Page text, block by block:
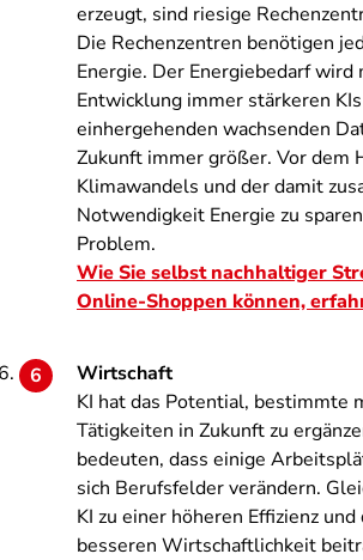
erzeugt, sind riesige
Die Rechenzentren benötigen
Energie. Der Energiebedarf wird
Entwicklung immer stärkeren
einhergehenden wachsenden
Zukunft immer größer. Vor dem
Klimawandels und der damit
Notwendigkeit Energie zu
Problem.
Wie Sie selbst nachhaltiger
Online-Shoppen können,
Wirtschaft
KI hat das Potential, bestimmte
Tätigkeiten in Zukunft zu
bedeuten, dass einige
sich Berufsfelder verändern.
KI zu einer höheren Effizienz
besseren Wirtschaftlichkeit